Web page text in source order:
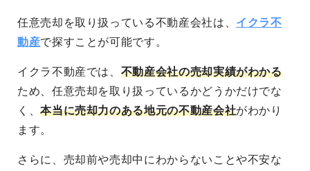
任意売却を取り扱っている不動産会社は、 イクラ不
動産で探すことが可能です。
イクラ不動産では、 不動産会社の売却実績がわかる
ため、任意売却を取り扱っているかどうかだけでな
く、本当に売却力のある地元の不動産会社がわかり
ます。
さらに、売却前や売却中にわからないことや不安な